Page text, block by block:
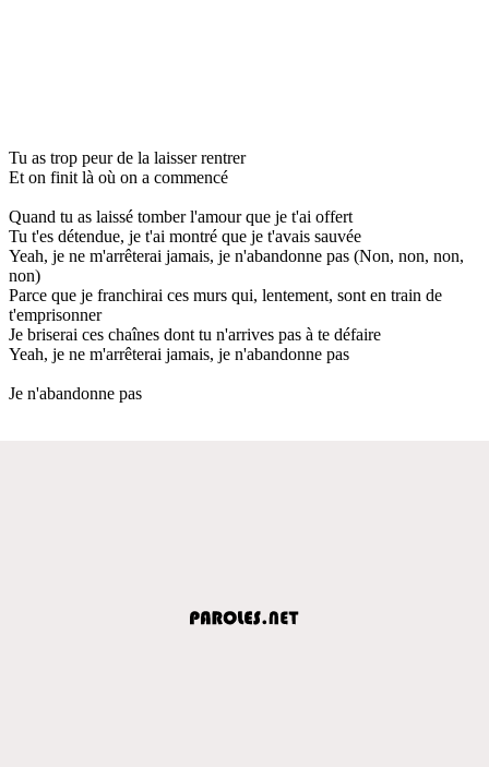
Tu as trop peur de la laisser rentrer
Et on finit là où on a commencé
Quand tu as laissé tomber l'amour que je t'ai offert
Tu t'es détendue, je t'ai montré que je t'avais sauvée
Yeah, je ne m'arrêterai jamais, je n'abandonne pas (Non, non, non,
non)
Parce que je franchirai ces murs qui, lentement, sont en train de
t'emprisonner
Je briserai ces chaînes dont tu n'arrives pas à te défaire
Yeah, je ne m'arrêterai jamais, je n'abandonne pas
Je n'abandonne pas